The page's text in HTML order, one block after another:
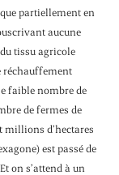
partiellement en
aucune
tissu agricole
réchauffement
faible nombre de
de fermes de
millions d’hectares
est passé de
on s’attend à un